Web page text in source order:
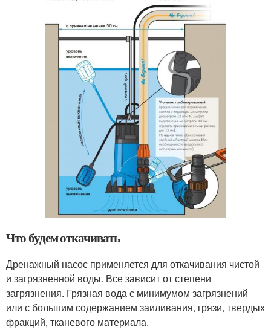
Что будем откачивать
Дренажный насос применяется для откачивания чистой
и загрязненной воды. Все зависит от степени
загрязнения. Грязная вода с минимумом загрязнений
или с большим содержанием заиливания, грязи, твердых
фракций, тканевого материала.